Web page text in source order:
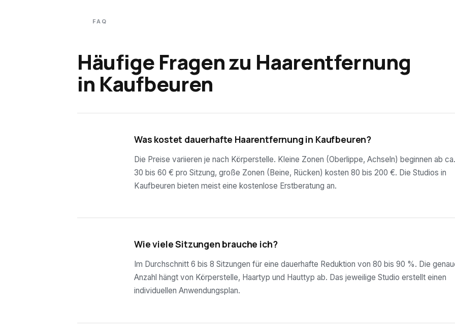
FAQ
Häufige Fragen zu Haarentfernung
in Kaufbeuren
Was kostet dauerhafte Haarentfernung in Kaufbeuren?
Die Preise variieren je nach Körperstelle. Kleine Zonen (Oberlippe, Achseln) beginnen ab ca.
30 bis 60 € pro Sitzung, große Zonen (Beine, Rücken) kosten 80 bis 200 €. Die Studios in
Kaufbeuren bieten meist eine kostenlose Erstberatung an.
Wie viele Sitzungen brauche ich?
Im Durchschnitt 6 bis 8 Sitzungen für eine dauerhafte Reduktion von 80 bis 90 %. Die
Anzahl hängt von Körperstelle, Haartyp und Hauttyp ab. Das jeweilige Studio erstellt einen
individuellen Anwendungsplan.